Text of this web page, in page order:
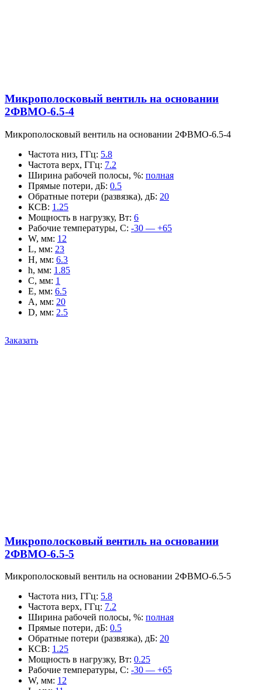
Микрополосковый вентиль на основании
2ФВМO-6.5-4
Микрополосковый вентиль на основании 2ФВМO-6.5-4
Частота низ, ГГц: 5.8
Частота верх, ГГц: 7.2
Ширина рабочей полосы, %: полная
Прямые потери, дБ: 0.5
Обратные потери (развязка), дБ: 20
КСВ: 1.25
Мощность в нагрузку, Вт: 6
Рабочие температуры, С: -30 — +65
W, мм: 12
L, мм: 23
H, мм: 6.3
h, мм: 1.85
C, мм: 1
E, мм: 6.5
A, мм: 20
D, мм: 2.5
Заказать
Микрополосковый вентиль на основании
2ФВМO-6.5-5
Микрополосковый вентиль на основании 2ФВМO-6.5-5
Частота низ, ГГц: 5.8
Частота верх, ГГц: 7.2
Ширина рабочей полосы, %: полная
Прямые потери, дБ: 0.5
Обратные потери (развязка), дБ: 20
КСВ: 1.25
Мощность в нагрузку, Вт: 0.25
Рабочие температуры, С: -30 — +65
W, мм: 12